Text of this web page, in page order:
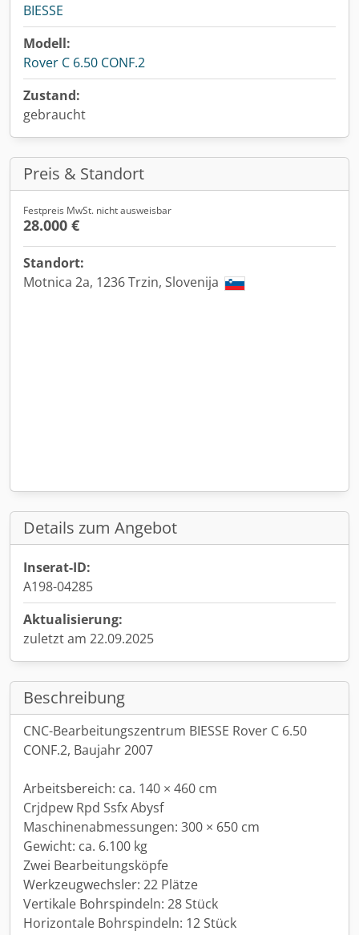
BIESSE
Modell:
Rover C 6.50 CONF.2
Zustand:
gebraucht
Preis & Standort
Festpreis MwSt. nicht ausweisbar
28.000 €
Standort:
Motnica 2a, 1236 Trzin, Slovenija
Details zum Angebot
Inserat-ID:
A198-04285
Aktualisierung:
zuletzt am 22.09.2025
Beschreibung
CNC-Bearbeitungszentrum BIESSE Rover C 6.50
CONF.2, Baujahr 2007
Arbeitsbereich: ca. 140 × 460 cm
Crjdpew Rpd Ssfx Abysf
Maschinenabmessungen: 300 × 650 cm
Gewicht: ca. 6.100 kg
Zwei Bearbeitungsköpfe
Werkzeugwechsler: 22 Plätze
Vertikale Bohrspindeln: 28 Stück
Horizontale Bohrspindeln: 12 Stück